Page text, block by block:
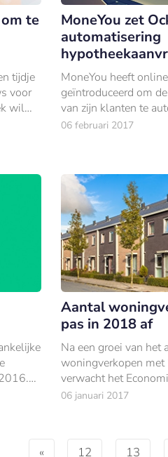
te
tijdje
voor
wil
MoneYou zet
automatisering
MoneYou heeft
geïntroduceerd om
van zijn klanten te
06 februari 2017
Aantal
pas in 2018 af
Na een groei van het
woningverkopen
verwacht het
ABN AMRO in 2017
06 januari 2017
« 12 13